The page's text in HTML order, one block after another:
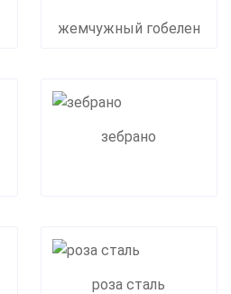
жемчужный гобелен
зебрано
роза сталь